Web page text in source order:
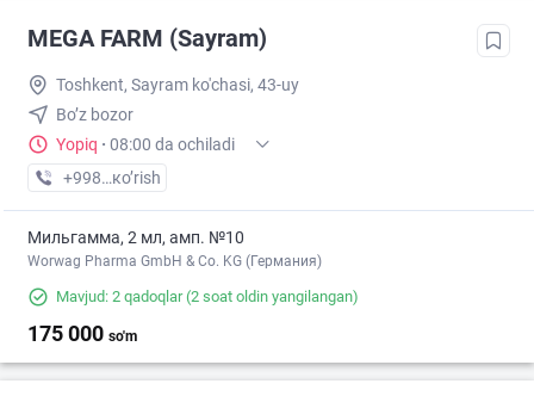
MEGA FARM (Sayram)
Toshkent, Sayram ko'chasi, 43-uy
Bo’z bozor
Yopiq · 08:00 da ochiladi
+998 (55) XXX-XX-XX
кo’rish
Мильгамма, 2 мл, амп. №10
Worwag Pharma GmbH & Co. KG (Германия)
Mavjud: 2 qadoqlar(2 soat oldin yangilangan)
175 000 so'm